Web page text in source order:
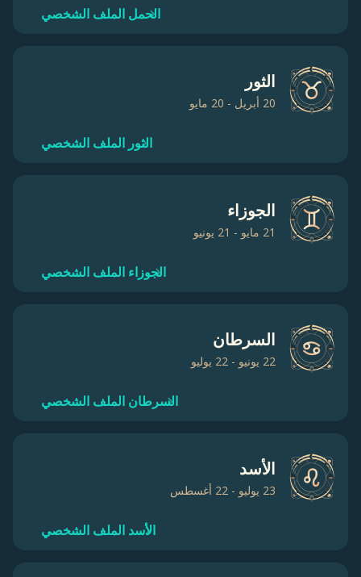
الحمل الملف الشخصي
الثور
20 أبريل - 20 مايو
الثور الملف الشخصي
الجوزاء
21 مايو - 21 يونيو
الجوزاء الملف الشخصي
السرطان
22 يونيو - 22 يوليو
السرطان الملف الشخصي
الأسد
23 يوليو - 22 أغسطس
الأسد الملف الشخصي